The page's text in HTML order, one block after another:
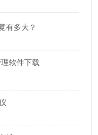
有多大？
软件下载